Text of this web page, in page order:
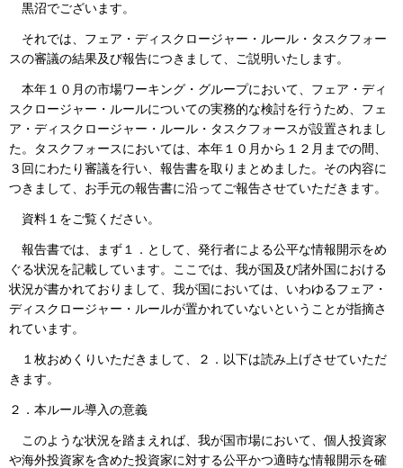
黒沼でございます。
それでは、フェア・ディスクロージャー・ルール・タスクフォー
スの審議の結果及び報告につきまして、ご説明いたします。
本年１０月の市場ワーキング・グループにおいて、フェア・ディ
スクロージャー・ルールについての実務的な検討を行うため、フェ
ア・ディスクロージャー・ルール・タスクフォースが設置されまし
た。タスクフォースにおいては、本年１０月から１２月までの間、
３回にわたり審議を行い、報告書を取りまとめました。その内容に
つきまして、お手元の報告書に沿ってご報告させていただきます。
資料１をご覧ください。
報告書では、まず１．として、発行者による公平な情報開示をめ
ぐる状況を記載しています。ここでは、我が国及び諸外国における
状況が書かれておりまして、我が国においては、いわゆるフェア・
ディスクロージャー・ルールが置かれていないということが指摘さ
れています。
１枚おめくりいただきまして、２．以下は読み上げさせていただ
きます。
２．本ルール導入の意義
このような状況を踏まえれば、我が国市場において、個人投資家
や海外投資家を含めた投資家に対する公平かつ適時な情報開示を確